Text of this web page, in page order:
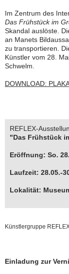
Im Zentrum des
Das Frühstück im
Skandal auslöste.
an Manets
zu transportieren.
Künstler vom 28.
Schwelm.
DOWNLOAD:
REFLEX-
"Das Frühstück
Eröffnung: So.
Laufzeit: 28.05.-
Lokalität:
Künstlergruppe
Einladung zur